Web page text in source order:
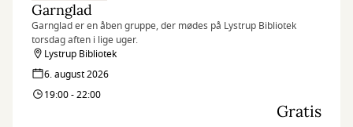
Garnglad
Garnglad er en åben gruppe, der mødes på Lystrup Bibliotek
torsdag aften i lige uger.
Lystrup Bibliotek
6. august 2026
19:00 - 22:00
Gratis